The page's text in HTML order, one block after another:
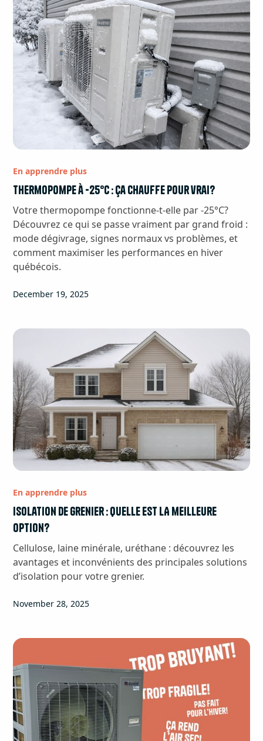
En apprendre plus
Thermopompe à -25°C : ça chauffe pour vrai?
Votre thermopompe fonctionne-t-elle par -25°C?
Découvrez ce qui se passe vraiment par grand froid :
mode dégivrage, signes normaux vs problèmes, et
comment maximiser les performances en hiver
québécois.
December 19, 2025
En apprendre plus
Isolation de grenier : quelle est LA meilleure
option?
Cellulose, laine minérale, uréthane : découvrez les
avantages et inconvénients des principales solutions
d’isolation pour votre grenier.
November 28, 2025